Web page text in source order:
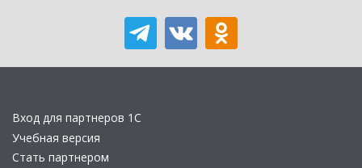
Вход для партнеров 1С
Учебная версия
Стать партнером